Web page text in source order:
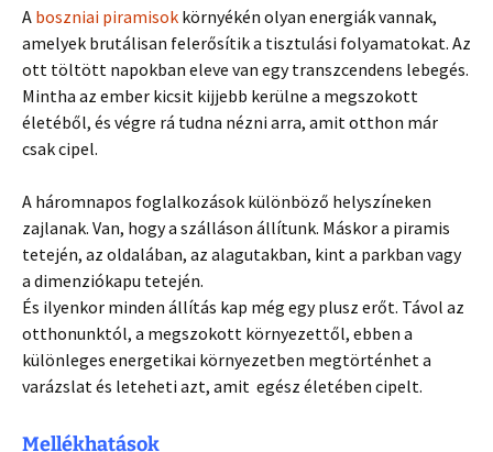
A boszniai piramisok környékén olyan energiák vannak,
amelyek brutálisan felerősítik a tisztulási folyamatokat. Az
ott töltött napokban eleve van egy transzcendens lebegés.
Mintha az ember kicsit kijjebb kerülne a megszokott
életéből, és végre rá tudna nézni arra, amit otthon már
csak cipel.
A háromnapos foglalkozások különböző helyszíneken
zajlanak. Van, hogy a szálláson állítunk. Máskor a piramis
tetején, az oldalában, az alagutakban, kint a parkban vagy
a dimenziókapu tetején.
És ilyenkor minden állítás kap még egy plusz erőt. Távol az
otthonunktól, a megszokott környezettől, ebben a
különleges energetikai környezetben megtörténhet a
varázslat és leteheti azt, amit egész életében cipelt.
Mellékhatások